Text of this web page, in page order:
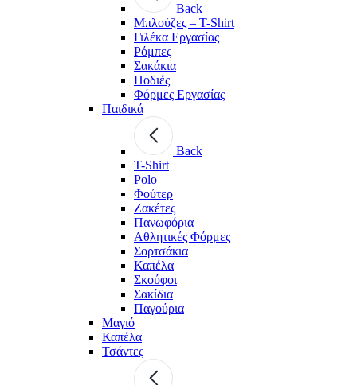
Back
Μπλούζες – T-Shirt
Γιλέκα Εργασίας
Ρόμπες
Σακάκια
Ποδιές
Φόρμες Εργασίας
Παιδικά
Back
T-Shirt
Polo
Φούτερ
Ζακέτες
Πανωφόρια
Αθλητικές Φόρμες
Σορτσάκια
Καπέλα
Σκούφοι
Σακίδια
Παγούρια
Μαγιό
Καπέλα
Τσάντες